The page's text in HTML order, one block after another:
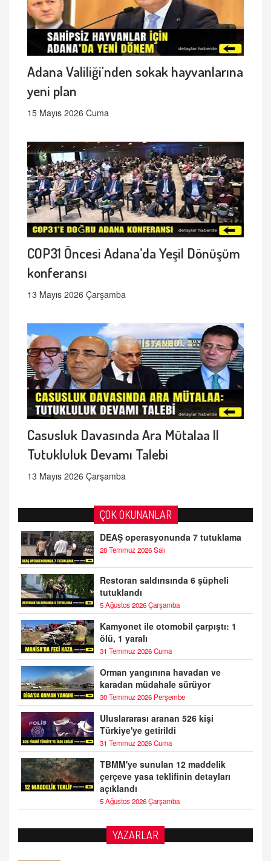
Adana Valiliği'nden sokak hayvanlarına
yeni plan
15 Mayıs 2026 Cuma
COP31 Öncesi Adana’da Yeşil Dönüşüm
konferansı
13 Mayıs 2026 Çarşamba
Casusluk Davasında Ara Mütalaa ||
Tutukluluk Devamı Talebi
13 Mayıs 2026 Çarşamba
ÇOK OKUNANLAR
DEAŞ operasyonunda 7 tutuklama
28 Temmuz 2026 Salı
Restoran saldırısında 6 şüpheli
tutuklandı
5 Ağustos 2026 Çarşamba
Kamyonet ile otomobil çarpıştı: 1
ölü, 1 yaralı
31 Temmuz 2026 Cuma
Orman yangınına havadan ve
karadan müdahale sürüyor
30 Temmuz 2026 Perşembe
Uluslararası aranan 526 kişi
Türkiye'ye getirildi
31 Temmuz 2026 Cuma
TBMM'ye sunulan 12 maddelik
çerçeve yasa teklifinin detayları
açıklandı
5 Ağustos 2026 Çarşamba
YAZARLAR